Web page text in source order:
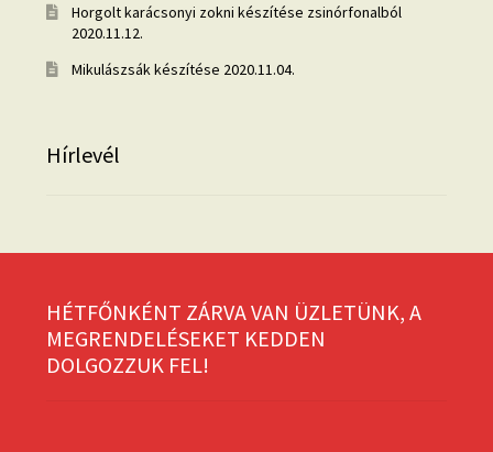
Horgolt karácsonyi zokni készítése zsinórfonalból
2020.11.12.
Mikulászsák készítése 2020.11.04.
Hírlevél
HÉTFŐNKÉNT ZÁRVA VAN ÜZLETÜNK, A
MEGRENDELÉSEKET KEDDEN
DOLGOZZUK FEL!